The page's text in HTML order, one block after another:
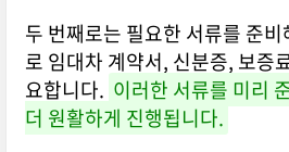
두 번째로는 필요한 서류를 준
로 임대차 계약서, 신분증, 보증
요합니다. 이러한 서류를 미리
더 원활하게 진행됩니다.